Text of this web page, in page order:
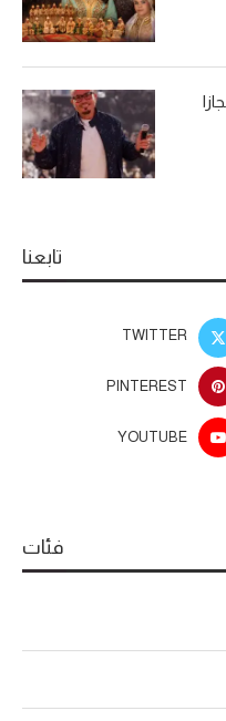
تابعنا
TWITTER
PINTEREST
YOUTUBE
فئات